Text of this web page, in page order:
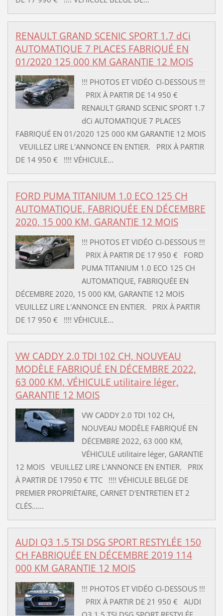
RENAULT GRAND SCENIC SPORT 1.7 dCi
AUTOMATIQUE 7 PLACES FABRIQUÉ EN
01/2020 125 000 KM GARANTIE 12 MOIS
!!! PHOTOS ET VIDÉO CI-DESSOUS !!!
PRIX À PARTIR DE 14 950 €
RENAULT GRAND SCENIC SPORT 1.7
dCi AUTOMATIQUE 7 PLACES
FABRIQUÉ EN 01/2020 125 000 KM GARANTIE 12 MOIS
VEUILLEZ LIRE L'ANNONCE EN ENTIER. PRIX À PARTIR
DE 14 950 € !!!! VÉHICULE...
FORD PUMA TITANIUM 1.0 ECO 125 CH
AUTOMATIQUE, FABRIQUÉE EN DÉCEMBRE
2020, 15 000 KM, GARANTIE 12 MOIS
!!! PHOTOS ET VIDÉO CI-DESSOUS !!!
PRIX À PARTIR DE 17 950 € FORD
PUMA TITANIUM 1.0 ECO 125 CH
AUTOMATIQUE, FABRIQUÉE EN
DÉCEMBRE 2020, 15 000 KM, GARANTIE 12 MOIS
VEUILLEZ LIRE L'ANNONCE EN ENTIER. PRIX À PARTIR
DE 17 950 € !!!! VÉHICULE...
VW CADDY 2.0 TDI 102 CH, NOUVEAU
MODÈLE FABRIQUÉ EN DÉCEMBRE 2022,
63 000 KM, VÉHICULE utilitaire léger,
GARANTIE 12 MOIS
VW CADDY 2.0 TDI 102 CH,
NOUVEAU MODÈLE FABRIQUÉ EN
DÉCEMBRE 2022, 63 000 KM,
VÉHICULE utilitaire léger, GARANTIE
12 MOIS VEUILLEZ LIRE L'ANNONCE EN ENTIER. PRIX
À PARTIR DE 17950 € TTC !!!! VÉHICULE BELGE DE
PREMIER PROPRIÉTAIRE, CARNET D'ENTRETIEN ET 2
CLÉS......
AUDI Q3 1.5 TSI DSG SPORT RESTYLÉE 150
CH FABRIQUÉE EN DÉCEMBRE 2019 114
000 KM GARANTIE 12 MOIS
!!! PHOTOS ET VIDÉO CI-DESSOUS !!!
PRIX À PARTIR DE 21 950 € AUDI